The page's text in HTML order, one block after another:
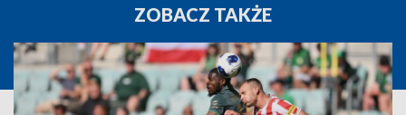
ZOBACZ TAKŻE